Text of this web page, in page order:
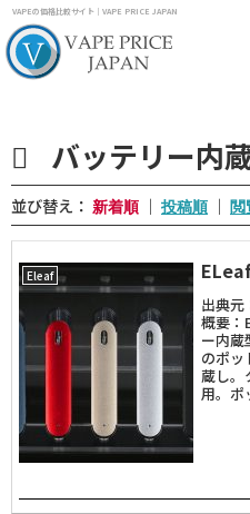
VAPEの価格比較サイト｜VAPE PRICE JAPAN
バッテリー内
並び替え： ｜ ｜
Eleaf
出典
概要：
ー内蔵
のポッ
蔵し。
用。ポ